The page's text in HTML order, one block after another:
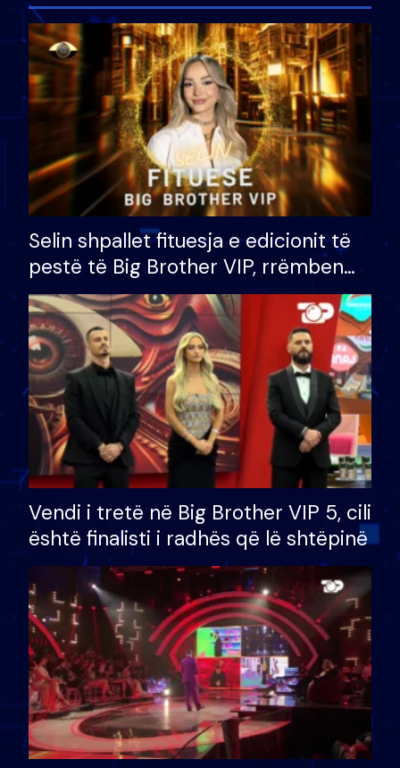
Selin shpallet fituesja e edicionit të
pestë të Big Brother VIP, rrëmben
çmimin e madh prej 100 mijë eurosh
Vendi i tretë në Big Brother VIP 5, cili
është finalisti i radhës që lë shtëpinë